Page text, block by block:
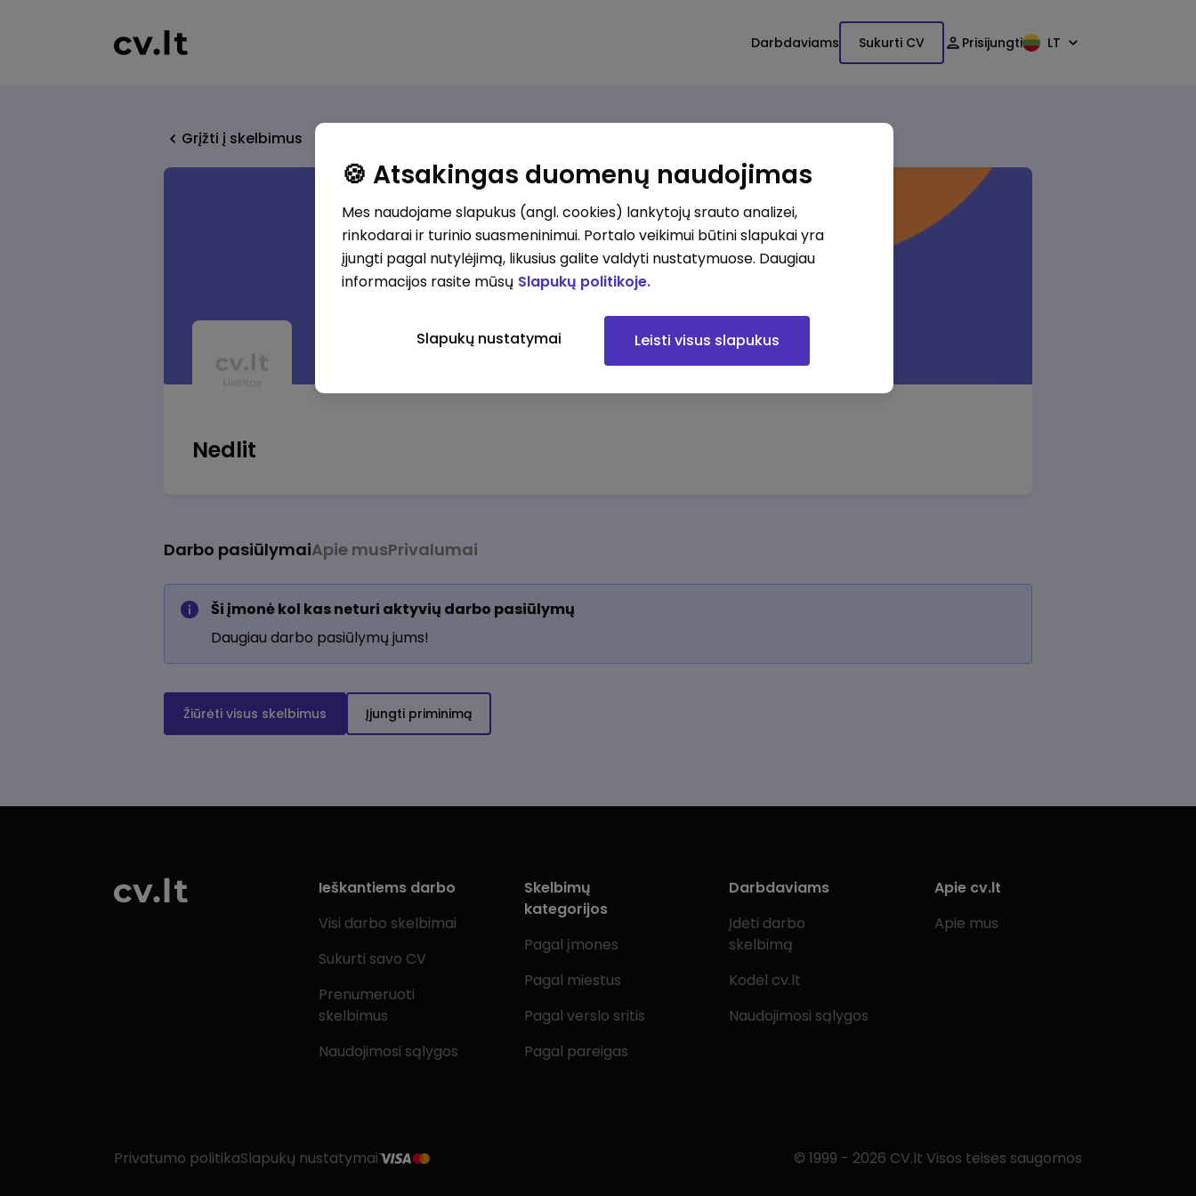
Darbdaviams Sukurti CV Prisijungti LT
Grįžti į skelbimus
Nedlit
Darbo pasiūlymaiApie musPrivalumai
Ši įmonė kol kas neturi aktyvių darbo pasiūlymų
Daugiau darbo pasiūlymų jums!
Žiūrėti visus skelbimus Įjungti priminimą
Ieškantiems darbo
Visi darbo skelbimai
Sukurti savo CV
Prenumeruoti
skelbimus
Naudojimosi sąlygos
Skelbimų
kategorijos
Pagal įmones
Pagal miestus
Pagal verslo sritis
Pagal pareigas
Darbdaviams
Įdėti darbo
skelbimą
Kodėl cv.lt
Naudojimosi sąlygos
Apie cv.lt
Apie mus
Privatumo politikaSlapukų nustatymai © 1999 - 2026 CV.lt Visos teisės saugomos
🍪 Atsakingas duomenų naudojimas
Mes naudojame slapukus (angl. cookies) lankytojų srauto analizei,
rinkodarai ir turinio suasmeninimui. Portalo veikimui būtini slapukai yra
įjungti pagal nutylėjimą, likusius galite valdyti nustatymuose. Daugiau
informacijos rasite mūsų Slapukų politikoje.
Slapukų nustatymai Leisti visus slapukus